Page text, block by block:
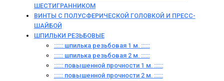
ШЕСТИГРАННИКОМ
ВИНТЫ С ПОЛУСФЕРИЧЕСКОЙ ГОЛОВКОЙ И ПРЕСС-
ШАЙБОЙ
ШПИЛЬКИ РЕЗЬБОВЫЕ
:::::: шпилька резьбовая 1 м. ::::::
:::::: шпилька резьбовая 2 м. ::::::
:::::: повышенной прочности 1 м. ::::::
:::::: повышенной прочности 2 м. ::::::